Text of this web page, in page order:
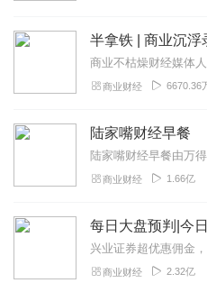
半拿铁 | 商业沉浮
商业财经 6670.36
陆家嘴财经早餐
商业财经 1.66亿
商业财经 2.32亿